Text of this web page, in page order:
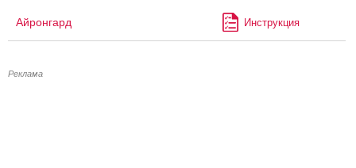
Айронгард Инструкция
Реклама